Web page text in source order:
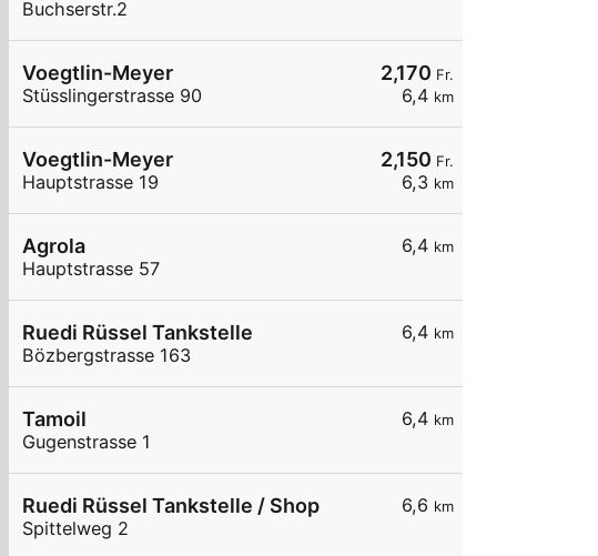
Buchserstr.2
2,170 Fr.
6,4 km
Voegtlin-Meyer
Stüsslingerstrasse 90
2,150 Fr.
6,3 km
Voegtlin-Meyer
Hauptstrasse 19
6,4 km
Agrola
Hauptstrasse 57
6,4 km
Ruedi Rüssel Tankstelle
Bözbergstrasse 163
6,4 km
Tamoil
Gugenstrasse 1
6,6 km
Ruedi Rüssel Tankstelle / Shop
Spittelweg 2